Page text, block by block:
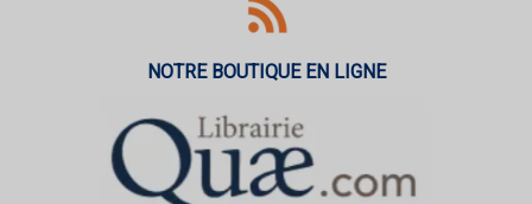
NOTRE BOUTIQUE EN LIGNE